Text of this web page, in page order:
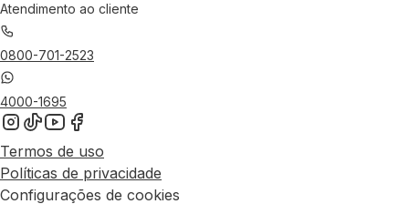
Atendimento ao cliente
0800-701-2523
4000-1695
Termos de uso
Políticas de privacidade
Configurações de cookies